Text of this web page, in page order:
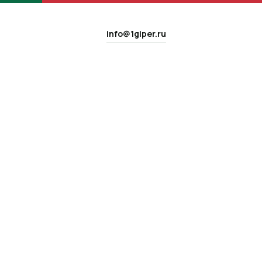
info@1giper.ru